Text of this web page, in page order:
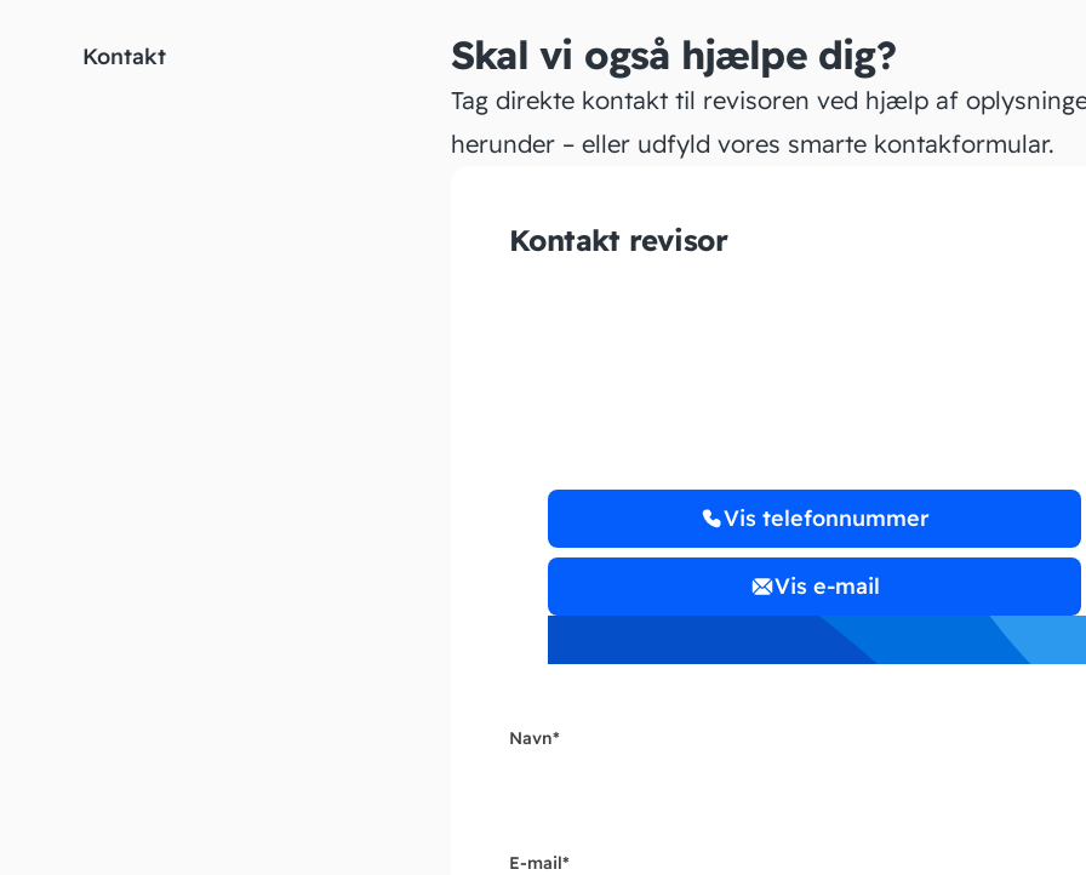
Kontakt Skal vi også hjælpe dig?
Tag direkte kontakt til revisoren ved hjælp af
herunder – eller udfyld vores smarte kontakformular.
Kontakt revisor
Vis telefonnummer
Vis e-mail
Navn*
E-mail*